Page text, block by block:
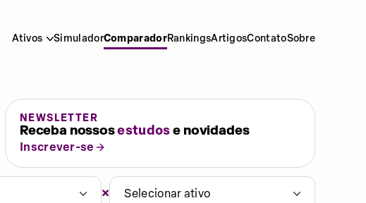
Ativos SimuladorComparadorRankingsArtigosContatoSobre
NEWSLETTER
Receba nossosestudose novidades
Inscrever-se
× Selecionar ativo